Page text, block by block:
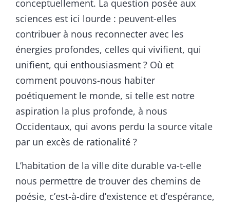
conceptuellement. La question posée aux
sciences est ici lourde : peuvent-elles
contribuer à nous reconnecter avec les
énergies profondes, celles qui vivifient, qui
unifient, qui enthousiasment ? Où et
comment pouvons-nous habiter
poétiquement le monde, si telle est notre
aspiration la plus profonde, à nous
Occidentaux, qui avons perdu la source vitale
par un excès de rationalité ?
L’habitation de la ville dite durable va-t-elle
nous permettre de trouver des chemins de
poésie, c’est-à-dire d’existence et d’espérance,